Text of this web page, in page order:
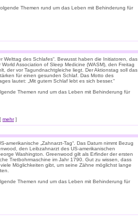
Themen rund um das Leben mit Behinderung für
Welttag des Schlafes“. Bewusst haben die Initiatoren, das
World Association of Sleep Medicine (WASM), den Freitag
der vor Tagundnachtgleiche liegt. Der Aktionstag soll das
für einen gesunden Schlaf. Das Motto des
lautet: „Mit gutem Schlaf lebt es sich besser.“
Themen rund um das Leben mit Behinderung für
mehr]
amerikanische „Zahnarzt-Tag“. Das Datum nimmt Bezug
den Leibzahnarzt des US-amerikanischen
Washington. Greenwood gilt als Erfinder der ersten
Tretbohrmaschine im Jahr 1790. Gut zu wissen, dass
Möglichkeiten gibt, um seine Zähne möglichst lange
Themen rund um das Leben mit Behinderung für